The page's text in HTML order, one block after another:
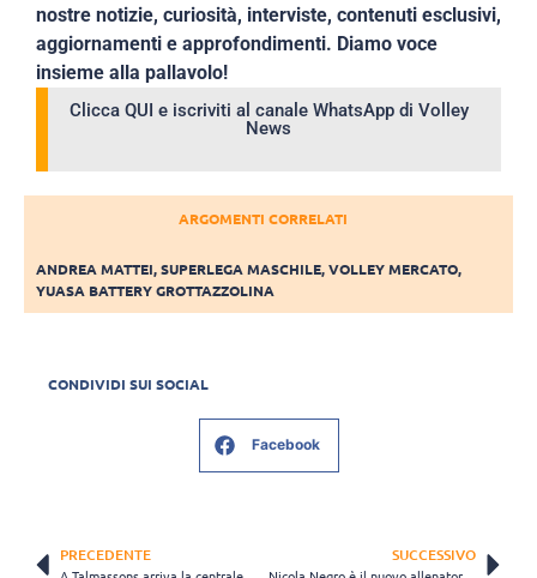
nostre notizie, curiosità, interviste, contenuti esclusivi,
aggiornamenti e approfondimenti. Diamo voce
insieme alla pallavolo!
Clicca QUI e iscriviti al canale WhatsApp di Volley
News
ARGOMENTI CORRELATI
ANDREA MATTEI,SUPERLEGA MASCHILE,VOLLEY MERCATO,
YUASA BATTERY GROTTAZZOLINA
CONDIVIDI SUI SOCIAL
Facebook
PRECEDENTE SUCCESSIVO